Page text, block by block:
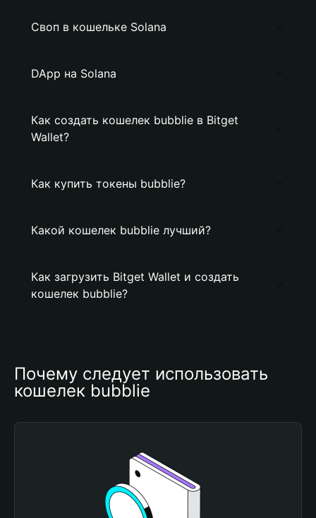
Своп в кошельке Solana
DApp на Solana
Как создать кошелек bubblie в Bitget
Wallet?
Как купить токены bubblie?
Какой кошелек bubblie лучший?
Как загрузить Bitget Wallet и создать
кошелек bubblie?
Почему следует использовать
кошелек bubblie